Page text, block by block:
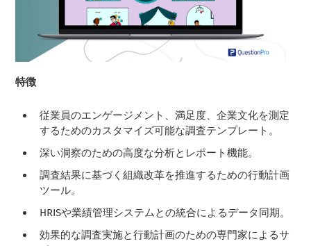
特徴
従業員のエンゲージメント、満足度、企業文化を測定
するためのカスタマイズ可能な調査テンプレート。
深い洞察のための高度な分析とレポート機能。
調査結果に基づく組織改革を推進するための行動計画
ツール。
HRISや業績管理システムとの統合によるデータ同期。
効果的な調査実施と行動計画のための専門家によるサ